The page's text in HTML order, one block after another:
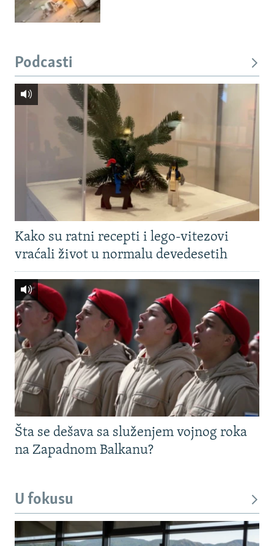
Podcasti
Kako su ratni recepti i lego-vitezovi
vraćali život u normalu devedesetih
Šta se dešava sa služenjem vojnog roka
na Zapadnom Balkanu?
U fokusu